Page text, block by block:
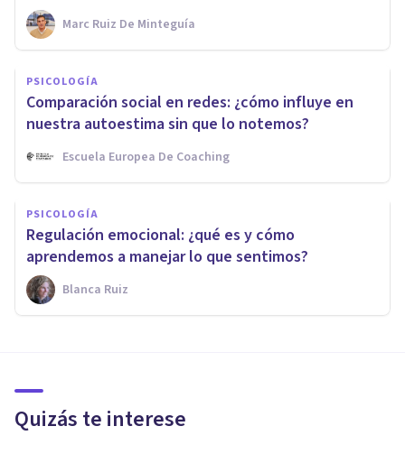
Marc Ruiz De Minteguía
PSICOLOGÍA
Comparación social en redes: ¿cómo influye en
nuestra autoestima sin que lo notemos?
Escuela Europea De Coaching
PSICOLOGÍA
Regulación emocional: ¿qué es y cómo
aprendemos a manejar lo que sentimos?
Blanca Ruiz
Quizás te interese